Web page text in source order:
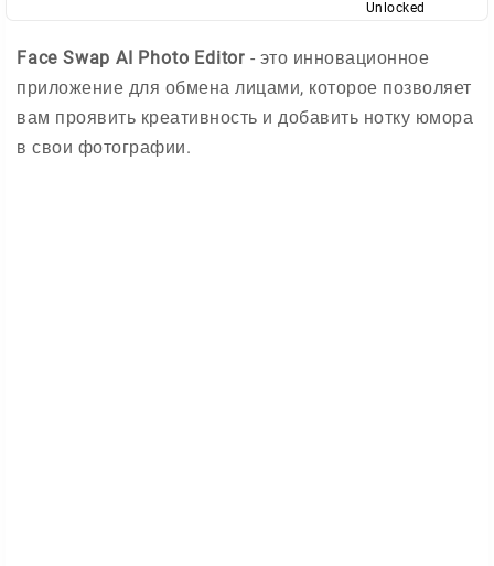
Unlocked
Face Swap AI Photo Editor - это инновационное
приложение для обмена лицами, которое позволяет
вам проявить креативность и добавить нотку юмора
в свои фотографии.